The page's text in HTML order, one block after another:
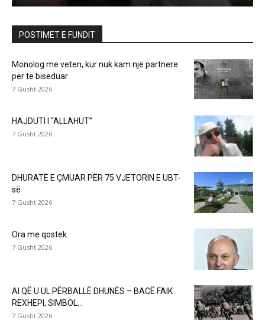
POSTIMET E FUNDIT
Monolog me veten, kur nuk kam një partnere
për të biseduar
7 Gusht 2026
HAJDUTI I “ALLAHUT”
7 Gusht 2026
DHURATË E ÇMUAR PËR 75 VJETORIN E UBT-
së
7 Gusht 2026
Ora me qostek
7 Gusht 2026
AI QË U UL PËRBALLË DHUNËS – BACË FAIK
REXHEPI, SIMBOL...
7 Gusht 2026